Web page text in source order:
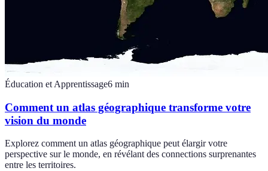
Éducation et Apprentissage6 min
Comment un atlas géographique transforme votre
vision du monde
Explorez comment un atlas géographique peut élargir votre
perspective sur le monde, en révélant des connections surprenantes
entre les territoires.